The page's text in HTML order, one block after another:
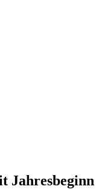
Jahresbeginn